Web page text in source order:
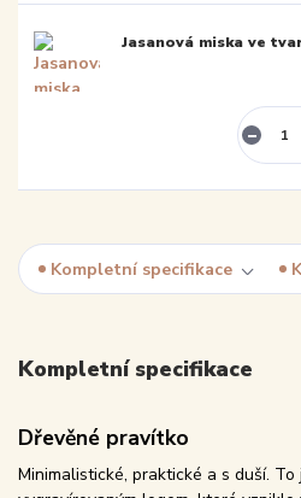
Jasanová miska ve
Kompletní specifikace
Kompletní specifikace
Dřevěné pravítko
Minimalistické, praktické a s duší.